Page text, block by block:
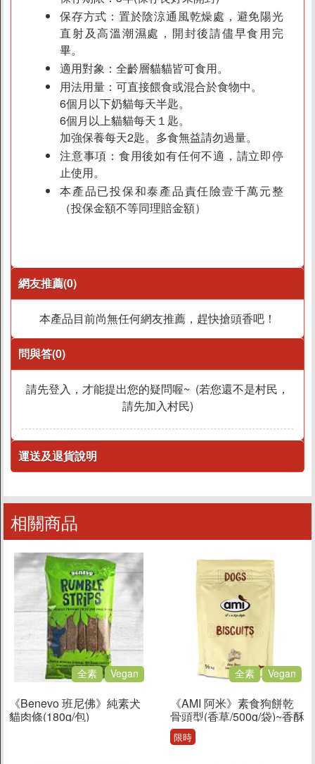
保存方式：置於陰涼通風乾燥處，避免陽光
直射及高溫潮濕處，開封後請儘早食用完
畢。
適用對象：全齡層貓貓皆可食用。
用法用量：可直接餵食或混合於食物中。
6個月以下奶貓每天半匙。
6個月以上貓貓每天１匙。
加強保養每天2匙。多食無益請勿過量。
注意事項：食用後如有任何不適，請立即停
止使用。
本產品已投保和泰產品責任險壹千萬元整
（投保金額不等同理賠金額）
網友推薦(0)
本產品目前尚無任何網友推薦，趕快搶頭香吧！
問與答(0)
請先登入，才能提出您的疑問喔~ (若您還不是村民，
請先加入村民)
運送及退貨說明
相關商品
全素 Vegan
《Benevo 班尼佛》純素犬
貓肉條(180g/包)
全素 Vegan
《AMI 阿米》素食狗餅乾
骨頭型(香草/500g/袋)~香酥
脆 低脂配方 獎勵愛犬的營
養餅乾
限時